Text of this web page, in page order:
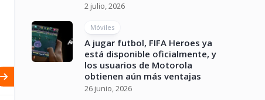
2 julio, 2026
Móviles
A jugar futbol, FIFA Heroes ya
está disponible oficialmente, y
los usuarios de Motorola
obtienen aún más ventajas
26 junio, 2026